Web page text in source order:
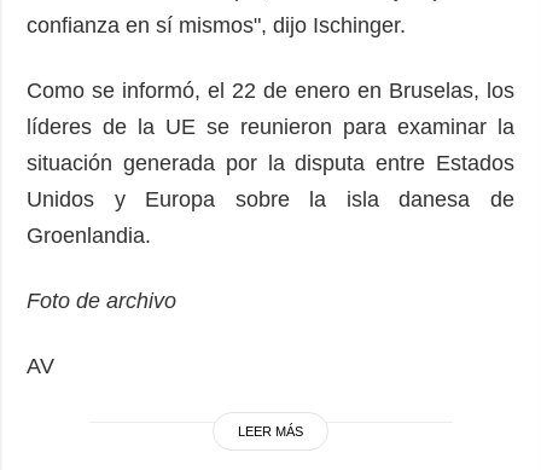
confianza en sí mismos", dijo Ischinger.
Como se informó, el 22 de enero en Bruselas, los
líderes de la UE se reunieron para examinar la
situación generada por la disputa entre Estados
Unidos y Europa sobre la isla danesa de
Groenlandia.
Foto de archivo
AV
LEER MÁS